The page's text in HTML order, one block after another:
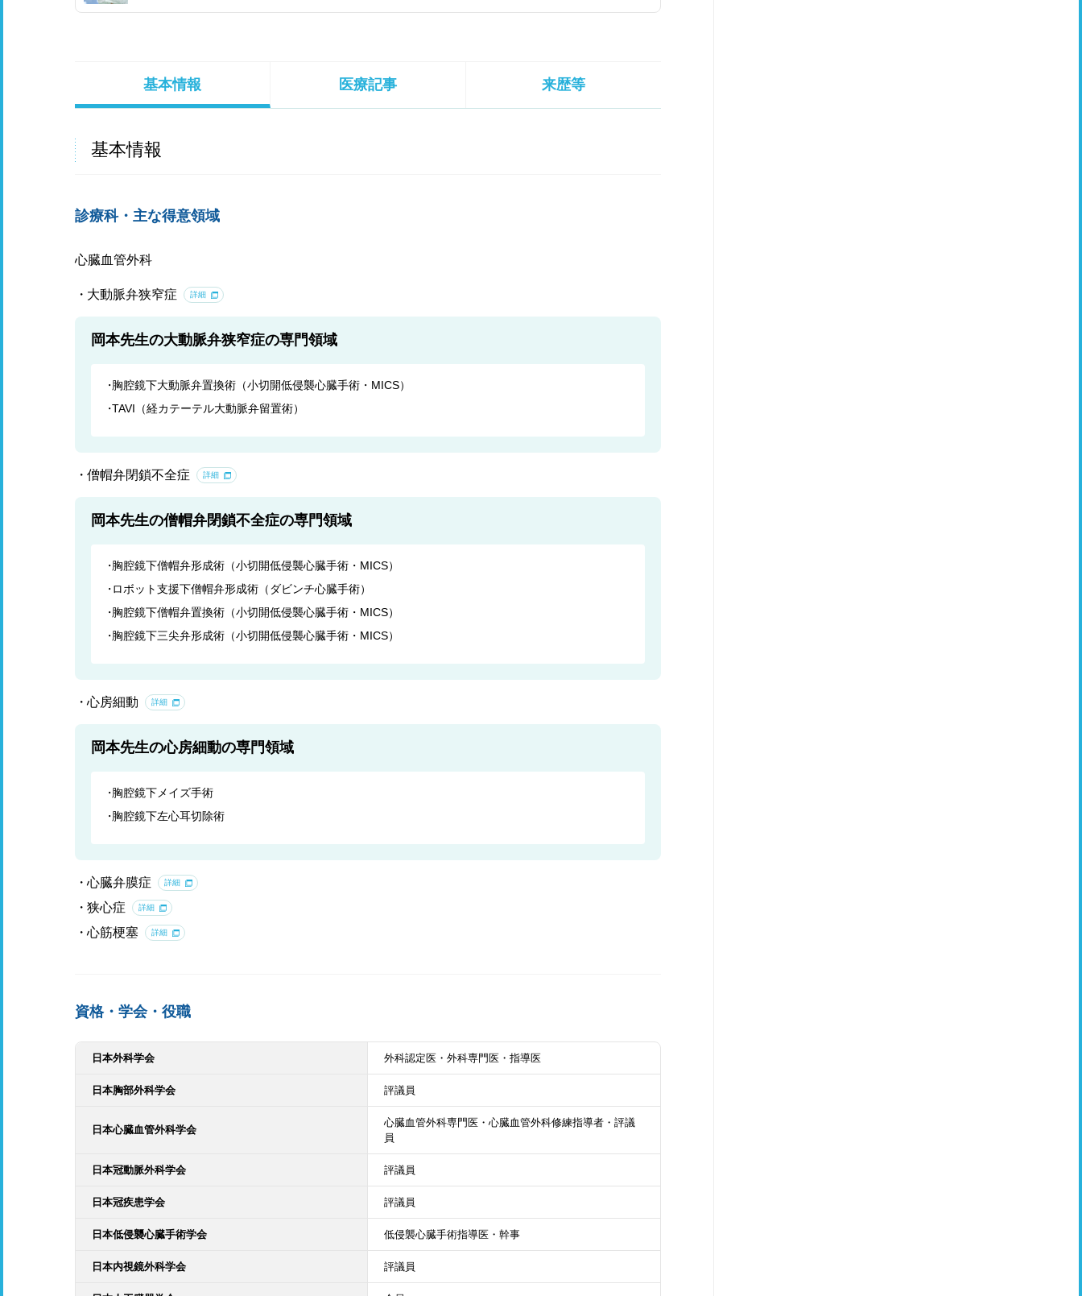
基本情報 医療記事 来歴等
基本情報
診療科・主な得意領域
心臓血管外科
大動脈弁狭窄症 詳細
岡本先生の大動脈弁狭窄症の専門領域
胸腔鏡下大動脈弁置換術（小切開低侵襲心臓手術・MICS）
TAVI（経カテーテル大動脈弁留置術）
僧帽弁閉鎖不全症 詳細
岡本先生の僧帽弁閉鎖不全症の専門領域
胸腔鏡下僧帽弁形成術（小切開低侵襲心臓手術・MICS）
ロボット支援下僧帽弁形成術（ダビンチ心臓手術）
胸腔鏡下僧帽弁置換術（小切開低侵襲心臓手術・MICS）
胸腔鏡下三尖弁形成術（小切開低侵襲心臓手術・MICS）
心房細動 詳細
岡本先生の心房細動の専門領域
胸腔鏡下メイズ手術
胸腔鏡下左心耳切除術
心臓弁膜症 詳細
狭心症 詳細
心筋梗塞 詳細
資格・学会・役職
日本外科学会 外科認定医・外科専門医・指導医
日本胸部外科学会 評議員
日本心臓血管外科学会
心臓血管外科専門医・心臓血管外科修練指導者・評議
員
日本冠動脈外科学会 評議員
日本冠疾患学会 評議員
日本低侵襲心臓手術学会 低侵襲心臓手術指導医・幹事
日本内視鏡外科学会 評議員